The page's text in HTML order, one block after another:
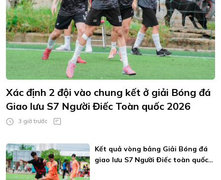
Xác định 2 đội vào chung kết ở giải Bóng đá
Giao lưu S7 Người Điếc Toàn quốc 2026
3 giờ trước
Kết quả vòng bảng Giải Bóng đá
giao lưu S7 Người Điếc toàn quốc